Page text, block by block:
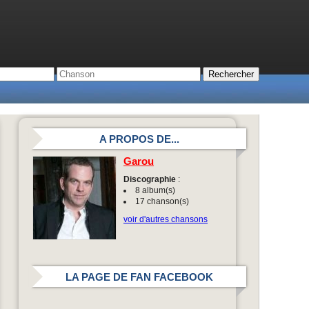
A PROPOS DE...
Garou
Discographie :
8 album(s)
17 chanson(s)
voir d'autres chansons
LA PAGE DE FAN FACEBOOK